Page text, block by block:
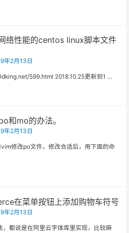
络性能的centos linux脚本文件
年2月13日
599.html 2018.10.25更新到1 …
和mo的办法。
年2月13日
修改po文件，修改合适后，用下面的命
在菜单按钮上添加购物车符号
年2月13日
都说是在阿里云字体库里实现，比较麻